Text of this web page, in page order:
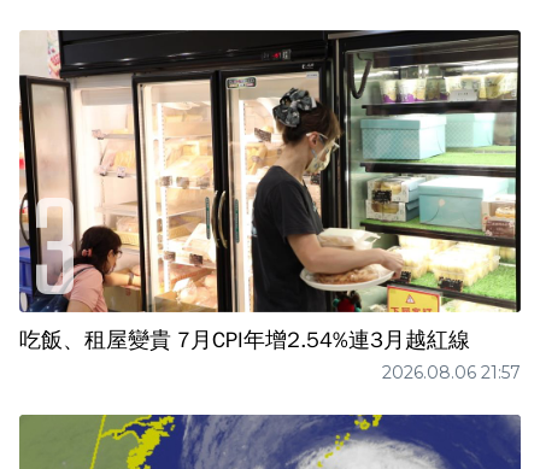
吃飯、租屋變貴 7月CPI年增2.54%連3月越紅線
2026.08.06 21:57